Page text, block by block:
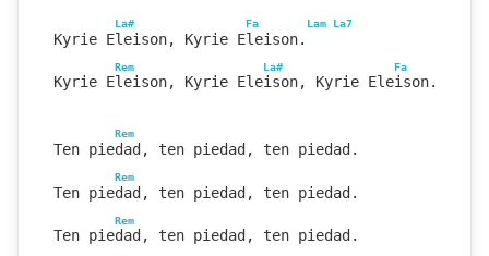
La# Fa Lam La7
Kyrie Eleison, Kyrie Eleison.
Rem La# Fa
Kyrie Eleison, Kyrie Eleison, Kyrie Eleison.
Rem
Ten piedad, ten piedad, ten piedad.
Rem
Ten piedad, ten piedad, ten piedad.
Rem
Ten piedad, ten piedad, ten piedad.